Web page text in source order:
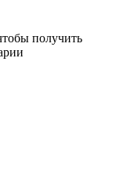
получить